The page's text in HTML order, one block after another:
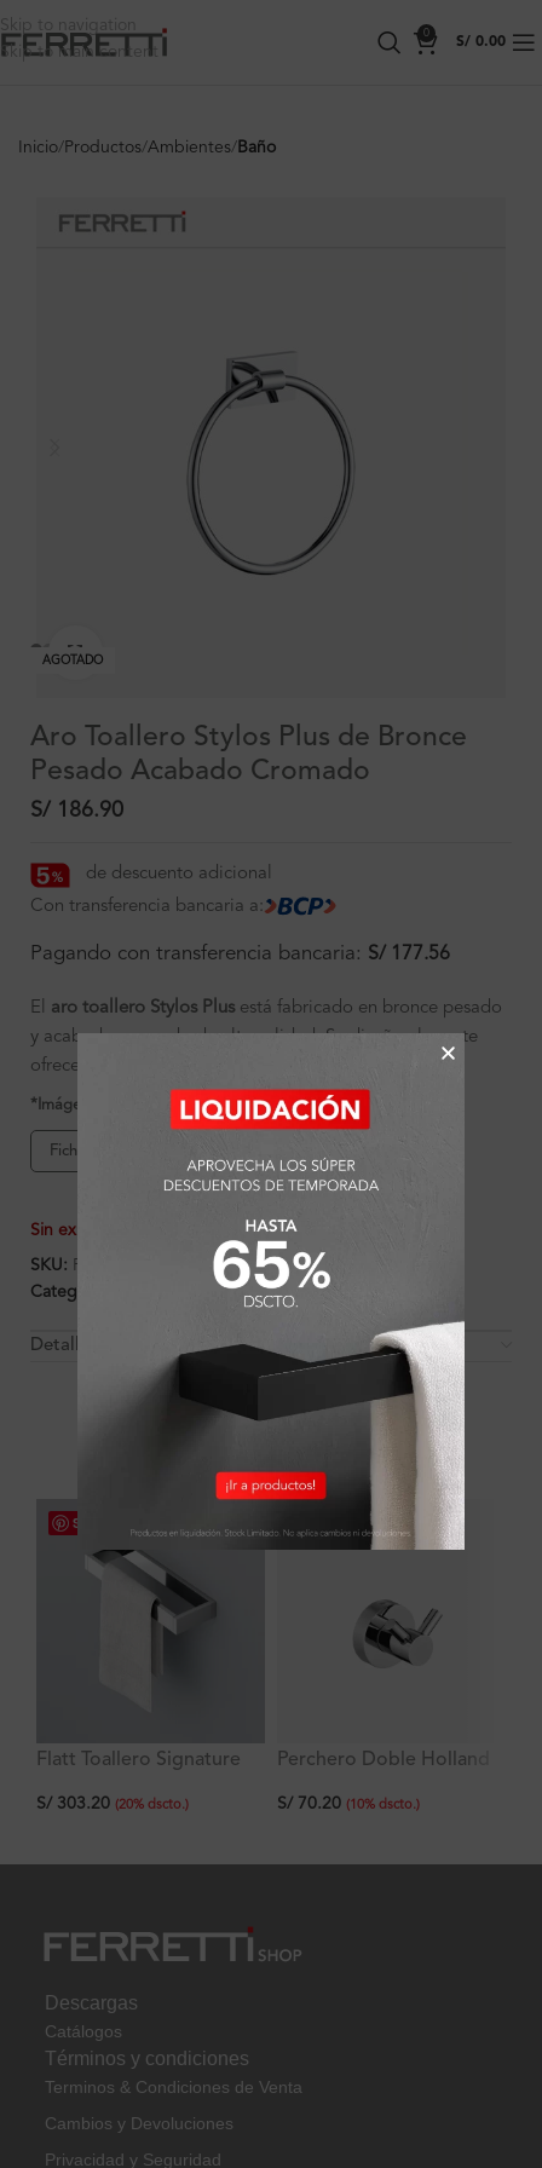
Skip to navigation
Skip to main content
0
S/ 0.00
Inicio Productos Ambientes Baño
AGOTADO
Aro Toallero Stylos Plus de Bronce
Pesado Acabado Cromado
S/ 186.90
de descuento adicional
Con transferencia bancaria a:
Pagando con transferencia bancaria: S/ 177.56
El aro toallero Stylos Plus está fabricado en bronce pesado
y acabado cromado de alta calidad. Su diseño elegante
ofrece resistencia y fácil instalación.
*Imágenes referenciales
Ficha de producto
Sin existencias
SKU: FA1544
Categorías:
Ambientes Aro toallero
Detalles y Material
OTROS PRODUCTOS QUE PUEDEN
INTERESARTE
Save
Flatt Toallero Signature
S/ 303.20 (20% dscto.)
Perchero Doble Holland
S/70.20 (10% dscto.)
Descargas
Catálogos
Términos y condiciones
Terminos & Condiciones de Venta
Cambios y Devoluciones
Privacidad y Seguridad